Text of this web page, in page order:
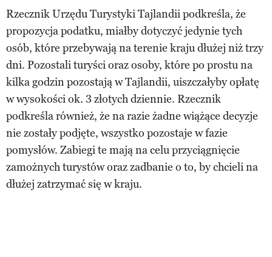
Rzecznik Urzędu Turystyki Tajlandii podkreśla, że
propozycja podatku, miałby dotyczyć jedynie tych
osób, które przebywają na terenie kraju dłużej niż trzy
dni. Pozostali turyści oraz osoby, które po prostu na
kilka godzin pozostają w Tajlandii, uiszczałyby opłatę
w wysokości ok. 3 złotych dziennie. Rzecznik
podkreśla również, że na razie żadne wiążące decyzje
nie zostały podjęte, wszystko pozostaje w fazie
pomysłów. Zabiegi te mają na celu przyciągnięcie
zamożnych turystów oraz zadbanie o to, by chcieli na
dłużej zatrzymać się w kraju.